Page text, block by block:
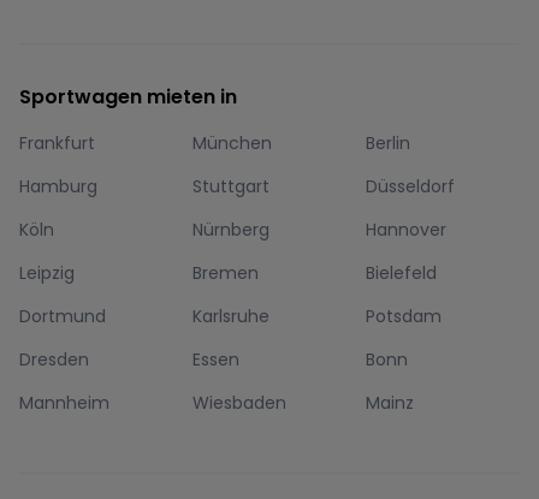
Sportwagen mieten in
Frankfurt München
Berlin
Hamburg
Stuttgart
Düsseldorf
Köln
Nürnberg
Hannover
Leipzig
Bremen
Bielefeld
Dortmund
Karlsruhe
Potsdam
Dresden
Essen
Bonn
Mannheim
Wiesbaden Mainz